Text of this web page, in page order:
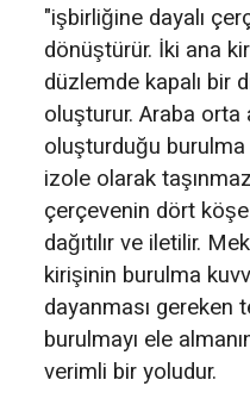
"işbirliğine dayalı
dönüştürür. İki ana
düzlemde kapalı bir
oluşturur. Araba orta
oluşturduğu
izole olarak
çerçevenin dört
dağıtılır ve iletilir.
kirişinin burulma
dayanması gereken
burulmayı ele
verimli bir yoludur.